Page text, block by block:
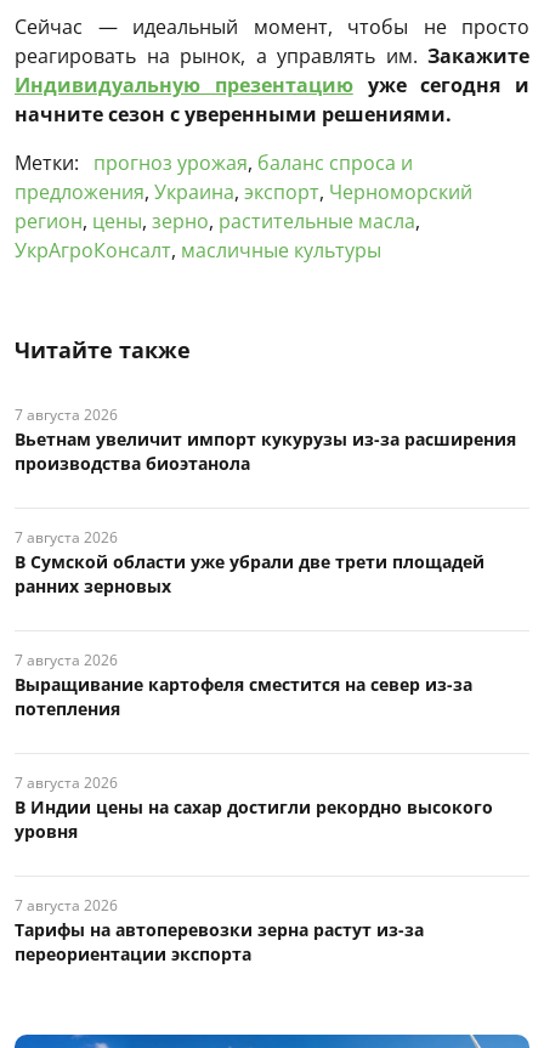
Сейчас — идеальный момент, чтобы не просто
реагировать на рынок, а управлять им. Закажите
Индивидуальную презентациюуже сегодня и
начните сезон с уверенными решениями.
Метки:
прогноз урожая, баланс спроса и
предложения, Украина, экспорт, Черноморский
регион, цены, зерно, растительные масла,
УкрАгроКонсалт, масличные культуры
Читайте также
7 августа 2026
Вьетнам увеличит импорт кукурузы из-за расширения
производства биоэтанола
7 августа 2026
В Сумской области уже убрали две трети площадей
ранних зерновых
7 августа 2026
Выращивание картофеля сместится на север из-за
потепления
7 августа 2026
В Индии цены на сахар достигли рекордно высокого
уровня
7 августа 2026
Тарифы на автоперевозки зерна растут из-за
переориентации экспорта